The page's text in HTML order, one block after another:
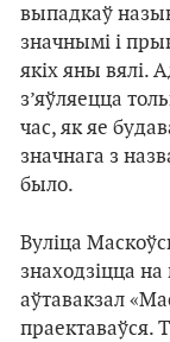
выпадкаў
значнымі і
якіх яны вялі.
з’яўляецца
час, як яе
значнага з
было.
Вуліца
знаходзіцца на
аўтавакзал
праектаваўся.